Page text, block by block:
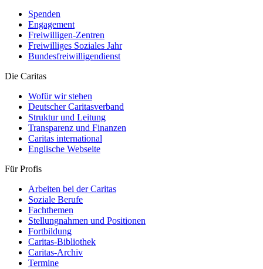
Spenden
Engagement
Freiwilligen-Zentren
Freiwilliges Soziales Jahr
Bundesfreiwilligendienst
Die Caritas
Wofür wir stehen
Deutscher Caritasverband
Struktur und Leitung
Transparenz und Finanzen
Caritas international
Englische Webseite
Für Profis
Arbeiten bei der Caritas
Soziale Berufe
Fachthemen
Stellungnahmen und Positionen
Fortbildung
Caritas-Bibliothek
Caritas-Archiv
Termine